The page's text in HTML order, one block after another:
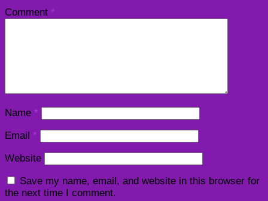
Comment *
Name *
Email *
Website
Save my name, email, and website in this browser for
the next time I comment.